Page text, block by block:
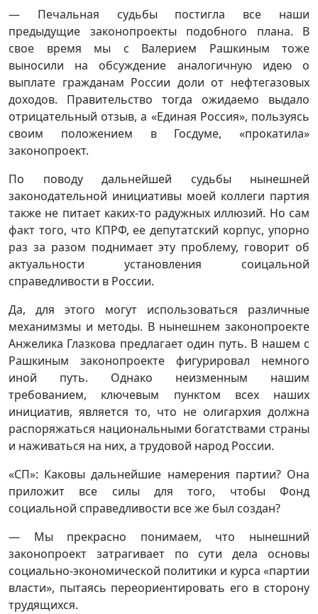
— Печальная судьбы постигла все наши
предыдущие законопроекты подобного плана. В
свое время мы с Валерием Рашкиным тоже
выносили на обсуждение аналогичную идею о
выплате гражданам России доли от нефтегазовых
доходов. Правительство тогда ожидаемо выдало
отрицательный отзыв, а «Единая Россия», пользуясь
своим положением в Госдуме, «прокатила»
законопроект.
По поводу дальнейшей судьбы нынешней
законодательной инициативы моей коллеги партия
также не питает каких-то радужных иллюзий. Но сам
факт того, что КПРФ, ее депутатский корпус, упорно
раз за разом поднимает эту проблему, говорит об
актуальности установления соицальной
справедливости в России.
Да, для этого могут использоваться различные
механимзмы и методы. В нынешнем законопроекте
Анжелика Глазкова предлагает один путь. В нашем с
Рашкиным законопроекте фигурировал немного
иной путь. Однако неизменным нашим
требованием, ключевым пунктом всех наших
инициатив, является то, что не олигархия должна
распоряжаться национальными богатствами страны
и наживаться на них, а трудовой народ России.
«СП»: Каковы дальнейшие намерения партии? Она
приложит все силы для того, чтобы Фонд
социальной справедливости все же был создан?
— Мы прекрасно понимаем, что нынешний
законопроект затрагивает по сути дела основы
социально-экономической политики и курса «партии
власти», пытаясь переориентировать его в сторону
трудящихся.